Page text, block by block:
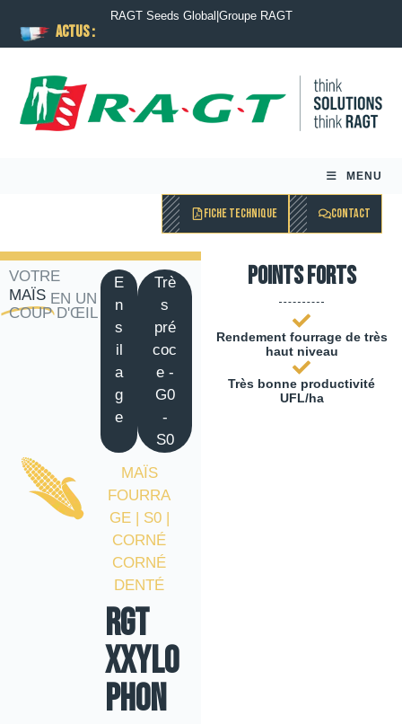
ACTUS :
RAGT Seeds Global Groupe RAGT
MENU
FICHE TECHNIQUE CONTACT
VOTRE
MAÏS EN UN
COUP D'ŒIL
E
n
s
il
a
g
e
Trè
s
pré
coc
e -
G0
-
S0
MAÏS
FOURRA
GE | S0 |
CORNÉ
CORNÉ
DENTÉ
RGT
XXYLO
PHON
Points forts
Rendement fourrage de très
haut niveau
Très bonne productivité
UFL/ha